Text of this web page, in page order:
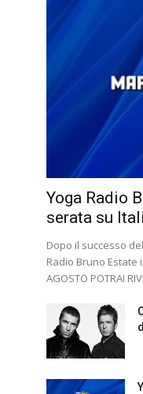
Yoga Radio
serata su
Dopo il successo
Radio Bruno Estate
AGOSTO POTRAI